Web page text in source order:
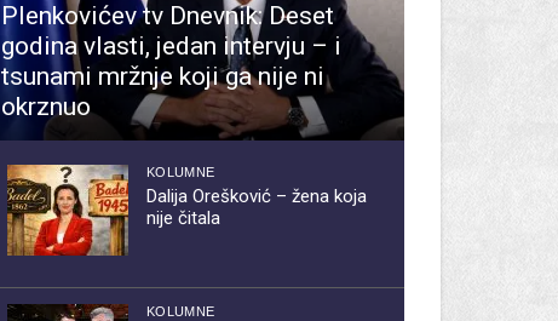
Plenkovićev tv Dnevnik: Deset
godina vlasti, jedan intervju – i
tsunami mržnje koji ga nije ni
okrznuo
KOLUMNE
Dalija Orešković – žena koja
nije čitala
KOLUMNE